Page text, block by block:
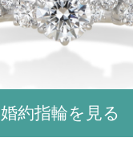
婚約指輪を見る